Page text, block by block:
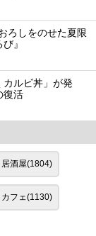
ろしをのせた夏限
』
カルビ丼」が発
復活
居酒屋(1804)
カフェ(1130)